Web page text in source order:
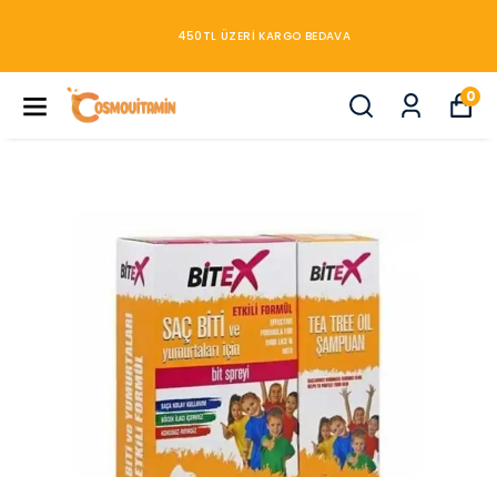
450TL ÜZERİ KARGO BEDAVA
0